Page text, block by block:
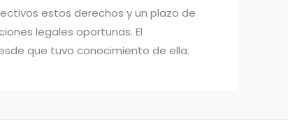
estos derechos y un plazo de
legales oportunas. El
que tuvo conocimiento de ella.